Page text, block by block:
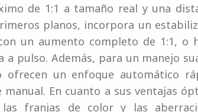
de 1:1 a tamaño real y una
planos, incorpora un
un aumento completo de 1:1, o
pulso. Además, para un manejo
un enfoque automático
En cuanto a sus ventajas
franjas de color y las